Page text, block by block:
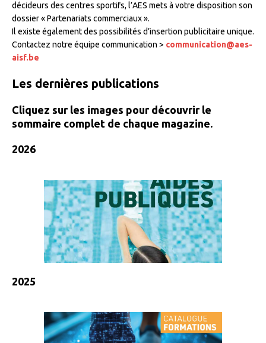
décideurs des centres sportifs, l’AES mets à votre disposition son
dossier « Partenariats commerciaux ».
Il existe également des possibilités d’insertion publicitaire unique.
Contactez notre équipe communication > communication@aes-
aisf.be
Les dernières publications
Cliquez sur les images pour découvrir le
sommaire complet de chaque magazine.
2026
2025